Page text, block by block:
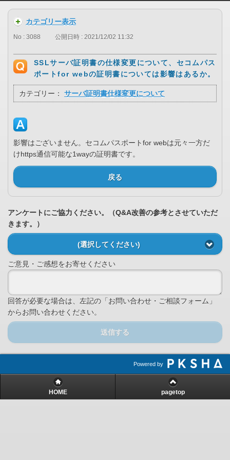
カテゴリー表示
No : 3088 公開日時 : 2021/12/02 11:32
SSLサーバ証明書の仕様変更について、セコムパス
ポートfor webの証明書については影響はあるか。
カテゴリー： サーバ証明書仕様変更について
影響はございません。セコムパスポートfor webは元々一方だ
けhttps通信可能な1wayの証明書です。
戻る
アンケートにご協力ください。（Q&A改善の参考とさせていただ
きます。）
(選択してください)
ご意見・ご感想をお寄せください
回答が必要な場合は、左記の「お問い合わせ・ご相談フォーム」
からお問い合わせください。
送信する
Powered by
HOME pagetop